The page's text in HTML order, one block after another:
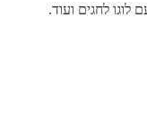
לוגו לחגים ועוד.